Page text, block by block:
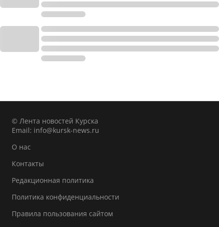
© Лента новостей Курска
Email: info@kursk-news.ru
О нас
Контакты
Редакционная политика
Политика конфиденциальности
Правила пользования сайтом